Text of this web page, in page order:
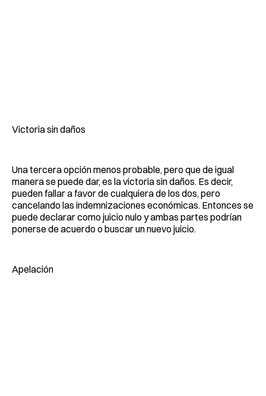
Victoria sin daños
Una tercera opción menos probable, pero que de igual
manera se puede dar, es la victoria sin daños. Es decir,
pueden fallar a favor de cualquiera de los dos, pero
cancelando las indemnizaciones económicas. Entonces se
puede declarar como juicio nulo y ambas partes podrían
ponerse de acuerdo o buscar un nuevo juicio.
Apelación